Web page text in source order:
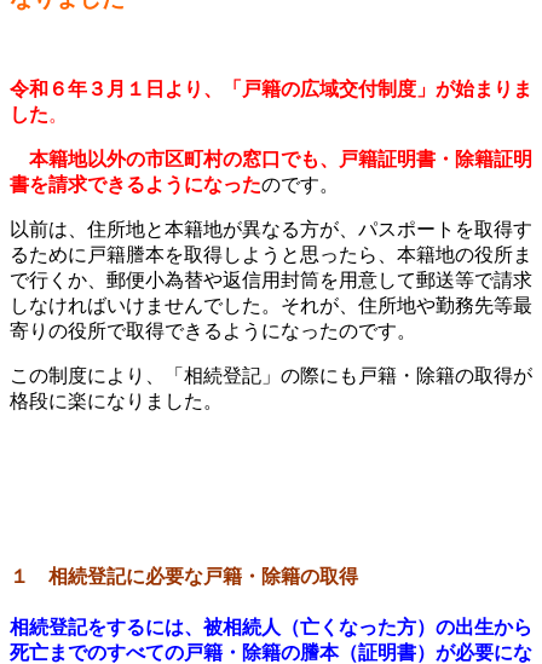
令和６年３月１日より、「戸籍の広域交付制度」が始まりま
した。
本籍地以外の市区町村の窓口でも、戸籍証明書・除籍証明
書を請求できるようになったのです。
以前は、住所地と本籍地が異なる方が、パスポートを取得す
るために戸籍謄本を取得しようと思ったら、本籍地の役所ま
で行くか、郵便小為替や返信用封筒を用意して郵送等で請求
しなければいけませんでした。それが、住所地や勤務先等最
寄りの役所で取得できるようになったのです。
この制度により、「相続登記」の際にも戸籍・除籍の取得が
格段に楽になりました。
１ 相続登記に必要な戸籍・除籍の取得
相続登記をするには、被相続人（亡くなった方）の出生から
死亡までのすべての戸籍・除籍の謄本（証明書）が必要にな